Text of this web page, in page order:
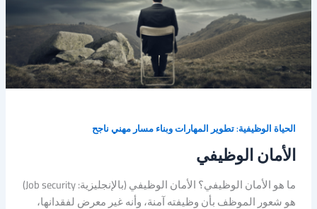
الحياة الوظيفية: تطوير المهارات وبناء مسار مهني ناجح
الأمان الوظيفي
ما هو الأمان الوظيفي؟ الأمان الوظيفي (بالإنجليزية: Job security)
هو شعور الموظف بأن وظيفته آمنة، وأنه غير معرض لفقدانها،